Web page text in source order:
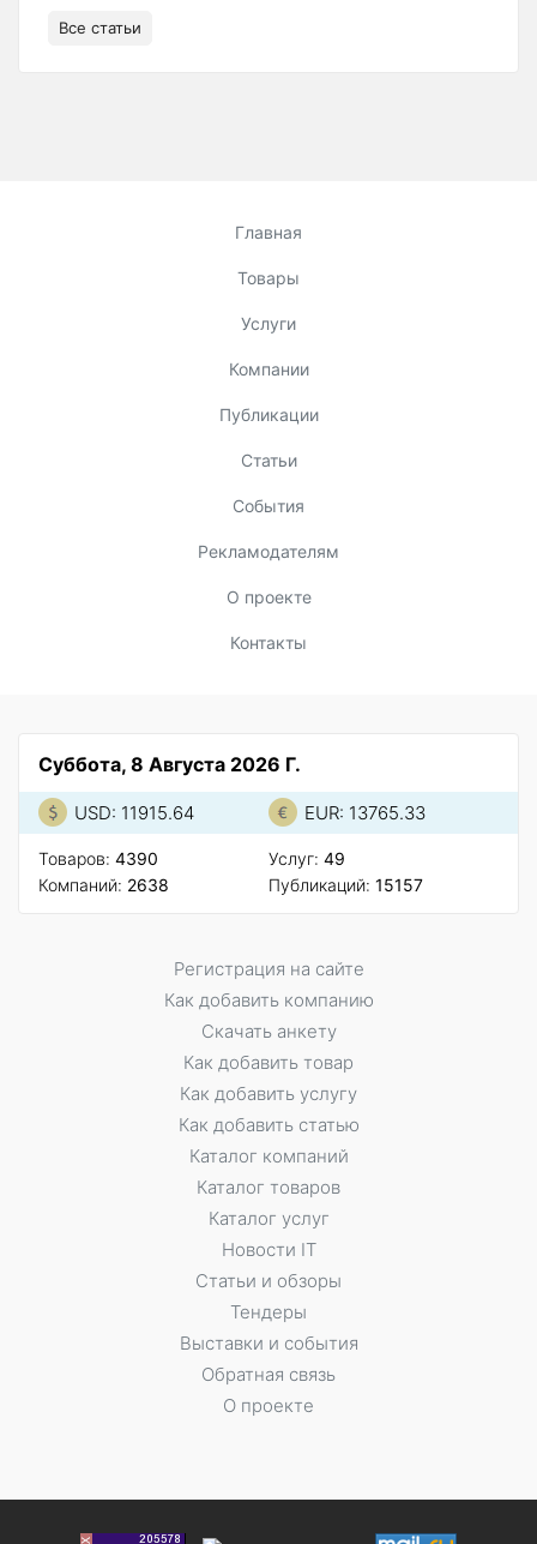
Все статьи
Главная
Товары
Услуги
Компании
Публикации
Статьи
События
Рекламодателям
О проекте
Контакты
Суббота, 8 Августа 2026 Г.
USD: 11915.64 EUR: 13765.33
Товаров: 4390
Компаний: 2638
Услуг: 49
Публикаций: 15157
Регистрация на сайте
Как добавить компанию
Скачать анкету
Как добавить товар
Как добавить услугу
Как добавить статью
Каталог компаний
Каталог товаров
Каталог услуг
Новости IT
Статьи и обзоры
Тендеры
Выставки и события
Обратная связь
О проекте